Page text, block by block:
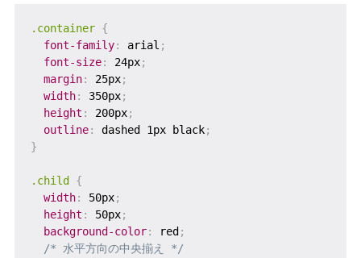
.container {
font-family: arial ;
font-size: 24px;
margin: 25px;
width: 350px;
height : 200px;
outline: dashed 1px black;
}
.child
{
width: 50px;
height : 50px;
background-color: red ;
/* 水平方向の中央揃え */